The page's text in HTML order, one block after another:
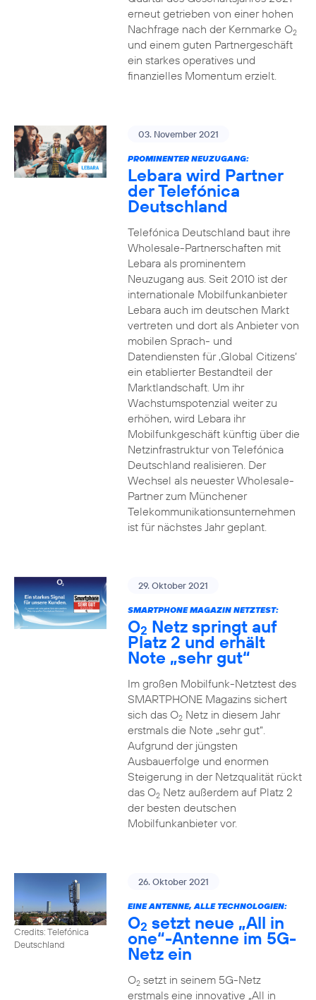
erneut getrieben von einer hohen
Nachfrage nach der Kernmarke O2
und einem guten Partnergeschäft
ein starkes operatives und
finanzielles Momentum erzielt.
03. November 2021
PROMINENTER NEUZUGANG:
Lebara wird Partner
der Telefónica
Deutschland
Telefónica Deutschland baut ihre
Wholesale-Partnerschaften mit
Lebara als prominentem
Neuzugang aus. Seit 2010 ist der
internationale Mobilfunkanbieter
Lebara auch im deutschen Markt
vertreten und dort als Anbieter von
mobilen Sprach- und
Datendiensten für ‚Global Citizens‘
ein etablierter Bestandteil der
Marktlandschaft. Um ihr
Wachstumspotenzial weiter zu
erhöhen, wird Lebara ihr
Mobilfunkgeschäft künftig über die
Netzinfrastruktur von Telefónica
Deutschland realisieren. Der
Wechsel als neuester Wholesale-
Partner zum Münchener
Telekommunikationsunternehmen
ist für nächstes Jahr geplant.
29. Oktober 2021
SMARTPHONE MAGAZIN NETZTEST:
O2 Netz springt auf
Platz 2 und erhält
Note „sehr gut“
Im großen Mobilfunk-Netztest des
SMARTPHONE Magazins sichert
sich das O2Netz in diesem Jahr
erstmals die Note „sehr gut“.
Aufgrund der jüngsten
Ausbauerfolge und enormen
Steigerung in der Netzqualität rückt
das O2Netz außerdem auf Platz 2
der besten deutschen
Mobilfunkanbieter vor.
Credits: Telefónica
Deutschland
26. Oktober 2021
EINE ANTENNE, ALLE TECHNOLOGIEN:
O2 setzt neue „All in
one“-Antenne im 5G-
Netz ein
O2setzt in seinem 5G-Netz
erstmals eine innovative „All in